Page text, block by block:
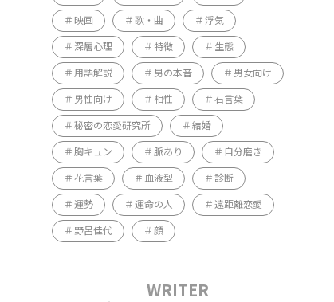
映画 歌・曲 浮気
深層心理 特徴 生態
用語解説 男の本音 男女向け
男性向け 相性 石言葉
秘密の恋愛研究所 結婚
胸キュン 脈あり 自分磨き
花言葉 血液型 診断
運勢 運命の人 遠距離恋愛
野呂佳代 顔